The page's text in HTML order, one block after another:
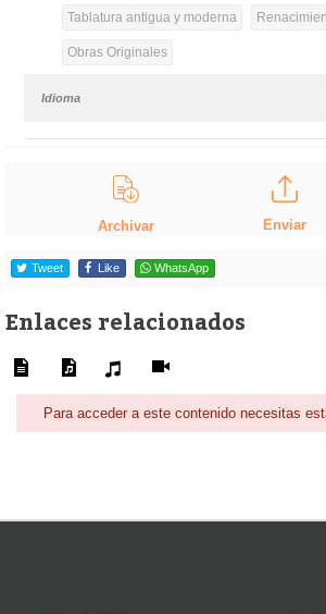
Tablatura antigua y moderna
Obras Originales
Idioma
Archivar Enviar
Tweet Like WhatsApp
Enlaces relacionados
Para acceder a este contenido necesitas